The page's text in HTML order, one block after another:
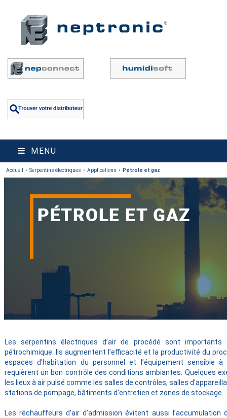
MENU
Accueil Serpentins électriques Applications Pétrole et gaz
Les serpentins électriques d’air de procédé sont importants
pétrochimique. Ils augmentent l’efficacité et la productivité du
espaces d’habitation du personnel et l’équipement sensible
requièrent un bon contrôle des conditions ambiantes. Quelques
les lieux à air pulsé comme les salles de contrôles, salles
stations de pompage, bâtiments d'entretien et zones de stockage.
Les réchauffeurs d’air d’admission évitent aussi l’accumulation